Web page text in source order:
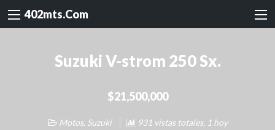
402mts.Com
Suzuki V-strom 250 Sx.
$21,500,000
Motos, Suzuki 931 vistas totales, 1 hoy